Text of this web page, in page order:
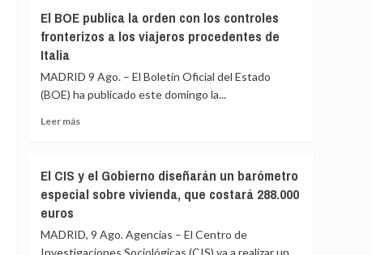
pide
activar
102
para
«traición»
tras
migratoria
El BOE publica la orden con los controles
fronterizos a los viajeros procedentes de
Italia
MADRID 9 Ago. – El Boletín Oficial del Estado
(BOE) ha publicado este domingo la...
Leer másLeer
BOE
publica
con
El CIS y el Gobierno diseñarán un barómetro
especial sobre vivienda, que costará 288.000
euros
MADRID, 9 Ago. Agencias – El Centro de
Investigaciones Sociológicas (CIS) va a realizar un...